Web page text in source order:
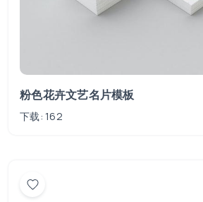
粉色花卉文艺名片模板
下载: 162